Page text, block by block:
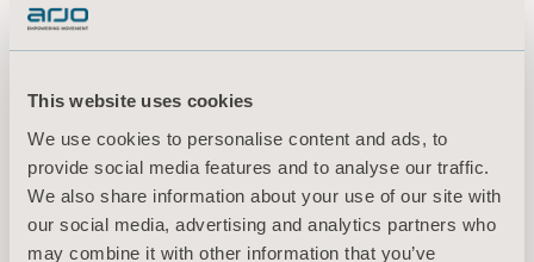
This website uses cookies
We use cookies to personalise content and ads, to
provide social media features and to analyse our traffic.
We also share information about your use of our site with
our social media, advertising and analytics partners who
may combine it with other information that you’ve
Email: daniel.fäldt@arjo.com
Tel: +46 081 062
Mediakontakt:
Sara Ehinger, VP Investor Relations & Corporate Communications
Tel: +46 723 597 794